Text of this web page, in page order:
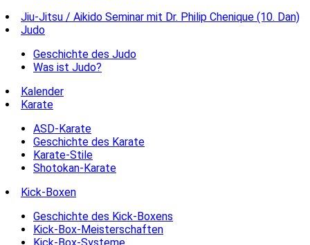
Jiu-Jitsu / Aikido Seminar mit Dr. Philip Chenique (10. Dan)
Judo
Geschichte des Judo
Was ist Judo?
Kalender
Karate
ASD-Karate
Geschichte des Karate
Karate-Stile
Shotokan-Karate
Kick-Boxen
Geschichte des Kick-Boxens
Kick-Box-Meisterschaften
Kick-Box-Systeme